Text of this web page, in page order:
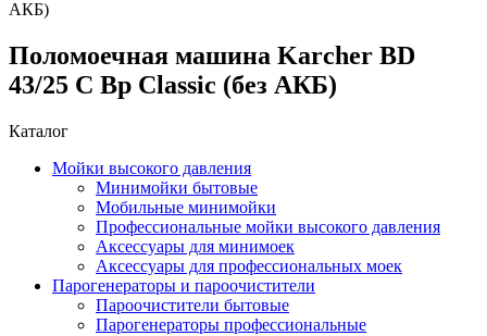
АКБ)
Поломоечная машина Karcher BD
43/25 C Bp Classic (без АКБ)
Каталог
Мойки высокого давления
Минимойки бытовые
Мобильные минимойки
Профессиональные мойки высокого давления
Аксессуары для минимоек
Аксессуары для профессиональных моек
Парогенераторы и пароочистители
Пароочистители бытовые
Парогенераторы профессиональные